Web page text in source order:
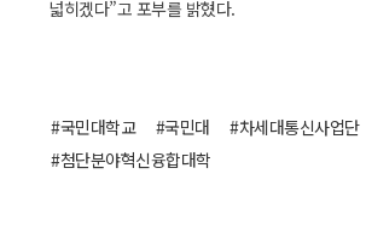
넓히겠다”고 포부를 밝혔다.
#국민대학교 #국민대
#차세대통신사업단
#첨단분야혁신융합대학